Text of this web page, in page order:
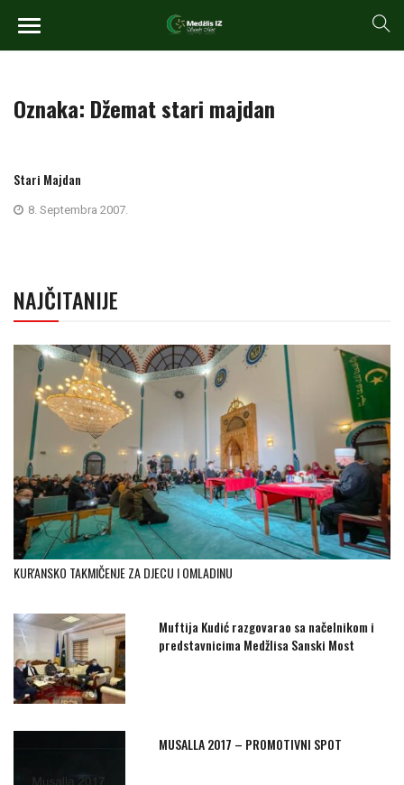
Oznaka: Džemat stari majdan
Stari Majdan
8. Septembra 2007.
NAJČITANIJE
KUR'ANSKO TAKMIČENJE ZA DJECU I OMLADINU
Muftija Kudić razgovarao sa načelnikom i
predstavnicima Medžlisa Sanski Most
MUSALLA 2017 – PROMOTIVNI SPOT